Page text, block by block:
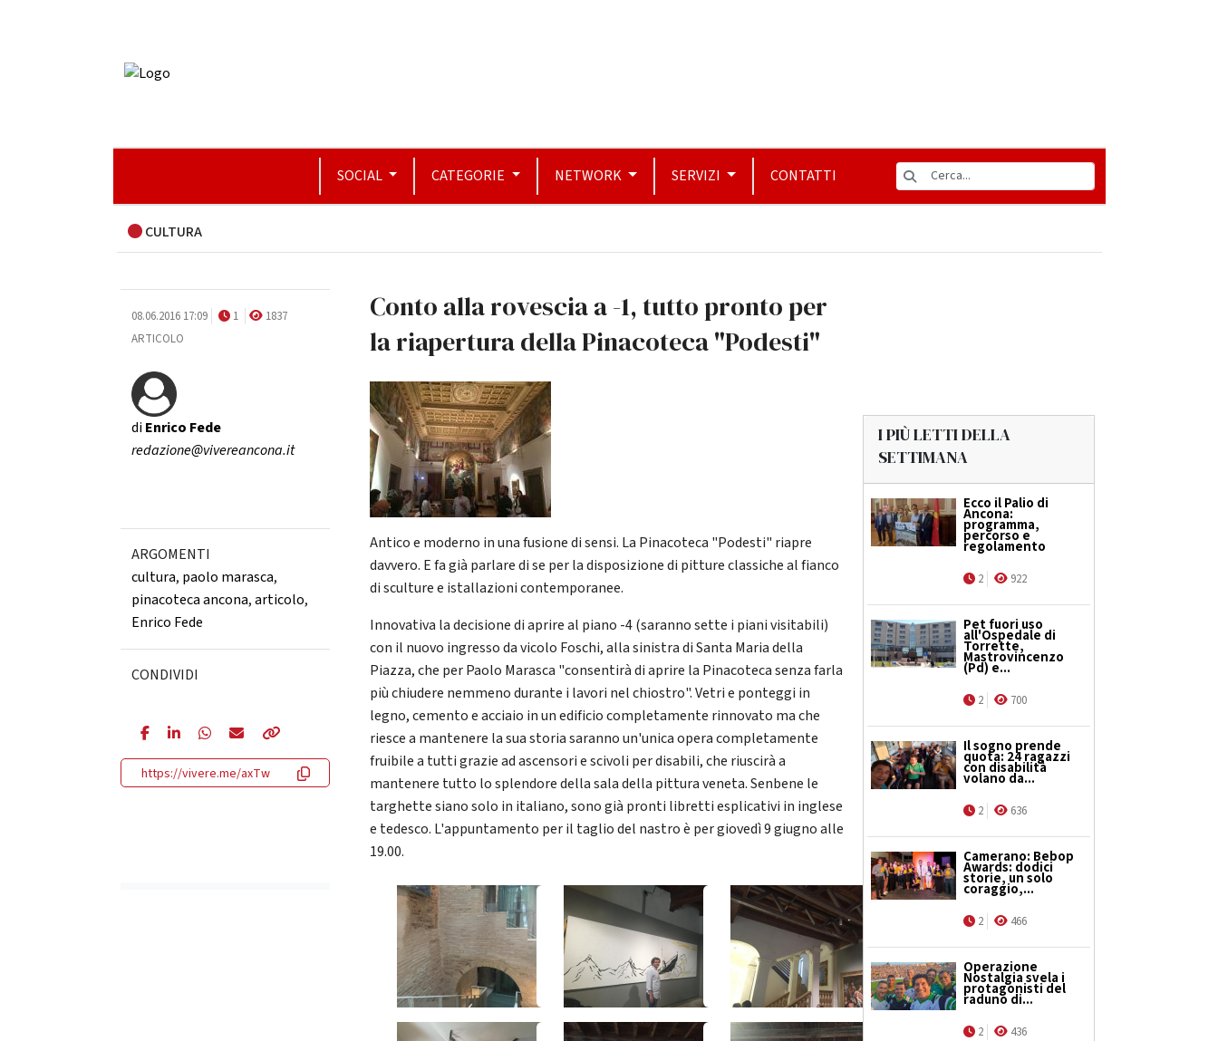
SOCIAL CATEGORIE NETWORK SERVIZI CONTATTI
CULTURA
08.06.2016 17:09 1
1837
ARTICOLO
diEnrico Fede
redazione@vivereancona.it
ARGOMENTI
cultura, paolo marasca,
pinacoteca ancona,articolo,
Enrico Fede
CONDIVIDI
https://vivere.me/axTw
Conto alla rovescia a -1, tutto pronto per
la riapertura della Pinacoteca "Podesti"
Antico e moderno in una fusione di sensi. La Pinacoteca "Podesti" riapre
davvero. E fa già parlare di se per la disposizione di pitture classiche al fianco
di sculture e istallazioni contemporanee.
Innovativa la decisione di aprire al piano -4 (saranno sette i piani visitabili)
con il nuovo ingresso da vicolo Foschi, alla sinistra di Santa Maria della
Piazza, che per Paolo Marasca "consentirà di aprire la Pinacoteca senza farla
più chiudere nemmeno durante i lavori nel chiostro". Vetri e ponteggi in
legno, cemento e acciaio in un edificio completamente rinnovato ma che
riesce a mantenere la sua storia saranno un'unica opera completamente
fruibile a tutti grazie ad ascensori e scivoli per disabili, che riuscirà a
mantenere tutto lo splendore della sala della pittura veneta. Senbene le
targhette siano solo in italiano, sono già pronti libretti esplicativi in inglese
e tedesco. L'appuntamento per il taglio del nastro è per giovedì 9 giugno alle
19.00.
I PIÙ LETTI DELLA
SETTIMANA
Ecco il Palio di
Ancona:
programma,
percorso e
regolamento
2 922
Pet fuori uso
all'Ospedale di
Torrette,
Mastrovincenzo
(Pd) e...
2 700
Il sogno prende
quota: 24 ragazzi
con disabilità
volano da...
2 636
Camerano: Bebop
Awards: dodici
storie, un solo
coraggio,...
2 466
Operazione
Nostalgia svela i
protagonisti del
raduno di...
2 436